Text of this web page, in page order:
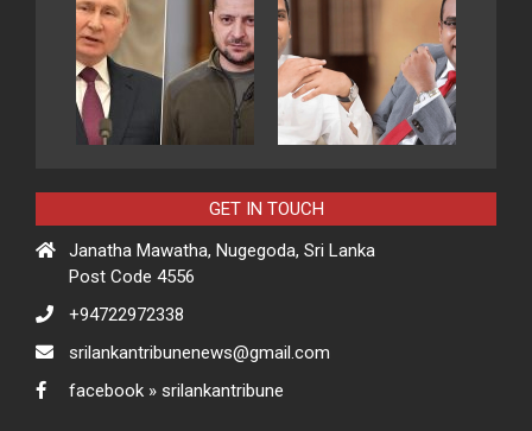
GET IN TOUCH
Janatha Mawatha, Nugegoda, Sri Lanka
Post Code 4556
+94722972338
srilankantribunenews@gmail.com
facebook » srilankantribune